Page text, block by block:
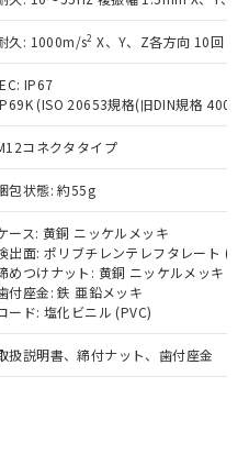
久: 1000m/s2 X、Y、Z各方向 10回
IP67
(ISO 20653規格(旧DIN規格
コネクタタイプ
包状態: 約55g
ース: 黄銅 ニッケルメッキ
出面: ポリブチレンテレフタレート
めつけナット: 黄銅 ニッケルメッキ
付座金: 鉄 亜鉛メッキ
ード: 塩化ビニル (PVC)
扱説明書、締付ナット、歯付座金
実際の在庫および標
場合があることをご
よび標準価格はお客
たはお客様担当のオ
売店・当社販売員に
販売店や当社販売拠
ワーク
準価格結果を当社の
三者に漏洩または開
いします。
部品リスト作成サー
ただくには、I-Web
録されている必要が
(Hg) 1000ppm以下、 カド
以下、ポリ臭化ビフェニル
臭化ジフェニルエーテル類
酸ビス(2-エチルヘキシ
以下、フタル酸ブチ
以下、フタル酸ジブチル
視および制御機器に対する
については閾値を超える意
しています。
況などにより、予定
ます。
(GB/T26572)：
) : 1000ppm、 Cd(カドミウ
リ臭化ジフェニルエーテ
ヘキシル)) : 1000ppm
限
物質）のすべてが基
示します。
況下において有害物
境に深刻な影響を
ます。
供する場合は、日本
(または役務取引許
どの必要な手続きを
破棄する場合は、完
、違法に輸出されな
を講じます。
、核兵器、ミサイ
物兵器またはその他
の製造装置等に一切
。
を第三者に販売する
2および3の内容を当
ます。また当社は、
に係わる関係者が違
れがある場合は、取
せん。
在庫あり
たないが在庫あり
の在庫状況につ
様のお取引先、ま
当のオムロン制御
当社販売員にご確
、また在庫状況の
ていない機種